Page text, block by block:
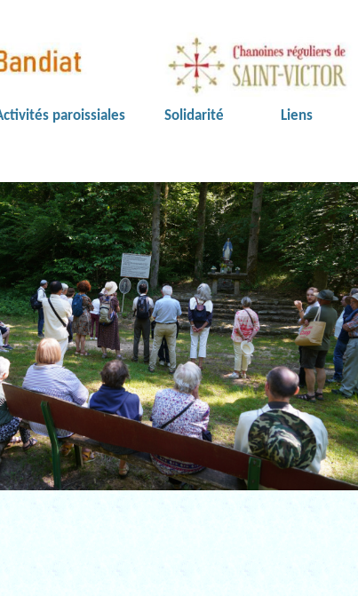
paroissiales Solidarité Liens